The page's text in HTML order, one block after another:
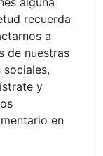
recuerda
a
de nuestras
sociales,
y
en